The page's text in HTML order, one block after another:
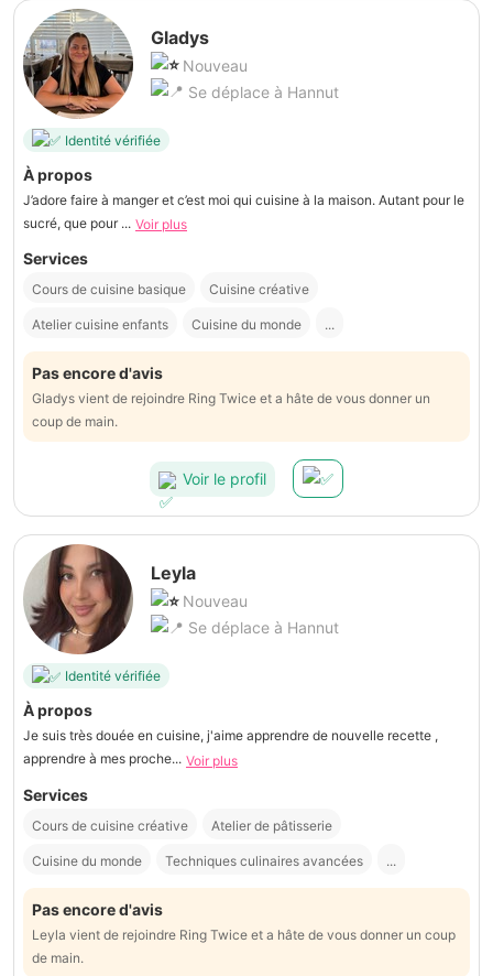
Gladys
Nouveau
Se déplace à Hannut
Identité vérifiée
À propos
J’adore faire à manger et c’est moi qui cuisine à la maison. Autant pour le
sucré, que pour ... Voir plus
Services
Cours de cuisine basique Cuisine créative
Atelier cuisine enfants Cuisine du monde ...
Pas encore d'avis
Gladys vient de rejoindre Ring Twice et a hâte de vous donner un
coup de main.
Voir le profil
Leyla
Nouveau
Se déplace à Hannut
Identité vérifiée
À propos
Je suis très douée en cuisine, j'aime apprendre de nouvelle recette ,
apprendre à mes proche... Voir plus
Services
Cours de cuisine créative Atelier de pâtisserie
Cuisine du monde Techniques culinaires avancées ...
Pas encore d'avis
Leyla vient de rejoindre Ring Twice et a hâte de vous donner un coup
de main.